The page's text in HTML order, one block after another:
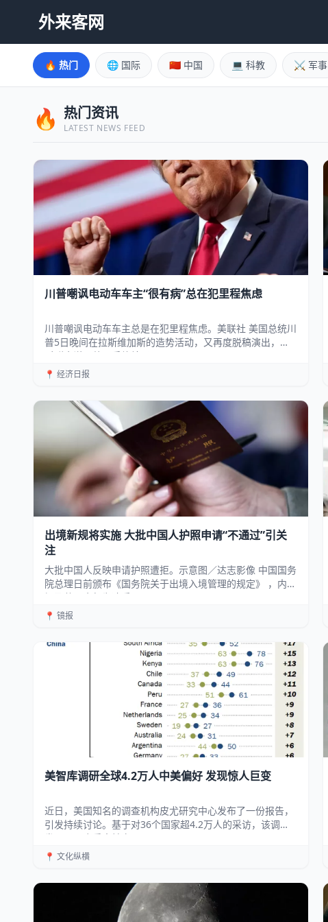
外来客网
🔥 热门 🌐 国际 🇨🇳 中国 💻 科教 ⚔️ 军事
🔥 热门资讯
LATEST NEWS FEED
川普嘲讽电动车车主“很有病”总在犯里程焦虑
川普嘲讽电动车车主总是在犯里程焦虑。美联社 美国总统川
普5日晚间在拉斯维加斯的造势活动，又再度脱稿演出，他
对群众说，他一手终结了...
📍 经济日报
出境新规将实施 大批中国人护照申请“不通过”引关
注
大批中国人反映申请护照遭拒。示意图／达志影像 中国国务
院总理日前颁布《国务院关于出境入境管理的规定》 ，内容
提及若民众行为违反国...
📍 镜报
美智库调研全球4.2万人中美偏好 发现惊人巨变
近日，美国知名的调查机构皮尤研究中心发布了一份报告，
引发持续讨论。基于对36个国家超4.2万人的采访，该调查
发现了一个重大转变：...
📍 文化纵横